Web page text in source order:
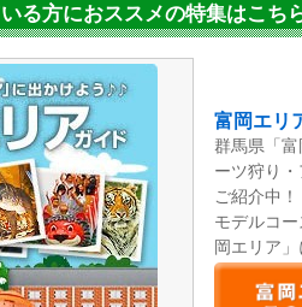
る方におススメの特集はこち
富岡エリ
群馬県「
ーツ狩り
ご紹介中！
モデルコ
岡エリア